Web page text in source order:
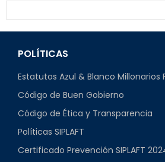
POLÍTICAS
Estatutos Azul & Blanco Millonarios
Código de Buen Gobierno
Código de Ética y Transparencia
Políticas SIPLAFT
Certificado Prevención SIPLAFT